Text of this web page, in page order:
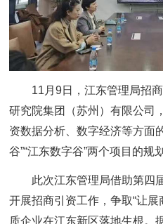
11月9日，江东管理局招
研究院集团（苏州）有限公司
资数据分析、数字经济等方面
谷”“江东数字谷”两个项目的规
此次江东管理局借助第四
开展招商引资工作，争取“让
质企业在江东新区落地生根。